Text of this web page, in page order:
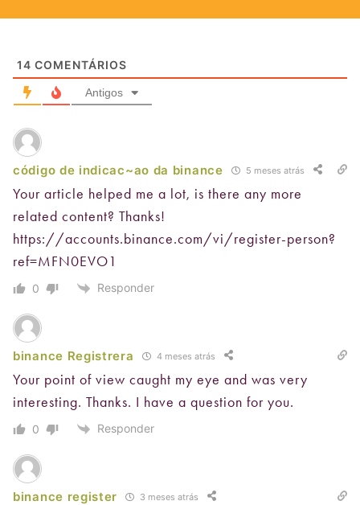
14 COMENTÁRIOS
Antigos
código de indicac~ao da binance 5 meses atrás
Your article helped me a lot, is there any more
related content? Thanks!
https://accounts.binance.com/vi/register-person?
ref=MFN0EVO1
0 Responder
binance Registrera 4 meses atrás
Your point of view caught my eye and was very
interesting. Thanks. I have a question for you.
0 Responder
binance register 3 meses atrás